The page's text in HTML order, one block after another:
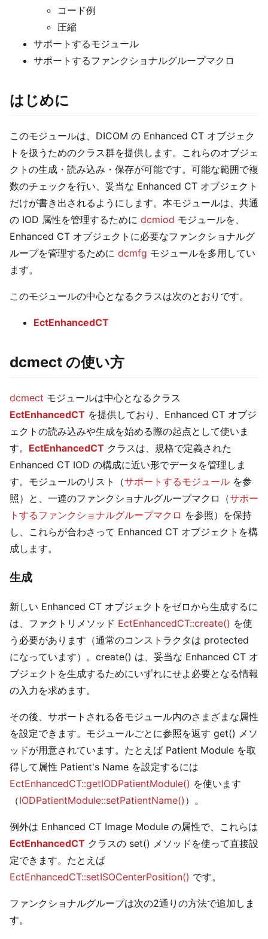
コード例
圧縮
サポートするモジュール
サポートするファンクショナルグループマクロ
はじめに
このモジュールは、DICOM の Enhanced CT オブジェク
トを扱うためのクラス群を提供します。これらのオブジェ
クトの生成・読み込み・保存が可能です。可能な範囲で複
数のチェックを行い、妥当な Enhanced CT オブジェクト
だけが書き出されるようにします。本モジュールは、共通
の IOD 属性を管理するために dcmiod モジュールを、
Enhanced CT オブジェクトに必要なファンクショナルグ
ループを管理するために dcmfg モジュールを多用してい
ます。
このモジュールの中心となるクラスは次のとおりです。
EctEnhancedCT
dcmect の使い方
dcmect モジュールは中心となるクラス
EctEnhancedCT を提供しており、Enhanced CT オブジ
ェクトの読み込みや生成を始める際の起点として使いま
す。 EctEnhancedCT クラスは、規格で定義された
Enhanced CT IOD の構成に近い形でデータを管理しま
す。モジュールのリスト（サポートするモジュール を参
照）と、一連のファンクショナルグループマクロ（サポー
トするファンクショナルグループマクロ を参照）を保持
し、これらが合わさって Enhanced CT オブジェクトを構
成します。
生成
新しい Enhanced CT オブジェクトをゼロから生成するに
は、ファクトリメソッド EctEnhancedCT::create() を使
う必要があります（通常のコンストラクタは protected
になっています）。create() は、妥当な Enhanced CT オ
ブジェクトを生成するためにいずれにせよ必要となる情報
の入力を求めます。
その後、サポートされる各モジュール内のさまざまな属性
を設定できます。モジュールごとに参照を返す get() メソ
ッドが用意されています。たとえば Patient Module を取
得して属性 Patient's Name を設定するには
EctEnhancedCT::getIODPatientModule() を使います
（IODPatientModule::setPatientName() ）。
例外は Enhanced CT Image Module の属性で、これらは
EctEnhancedCT クラスの set() メソッドを使って直接設
定できます。たとえば
EctEnhancedCT::setISOCenterPosition() です。
ファンクショナルグループは次の2通りの方法で追加しま
す。